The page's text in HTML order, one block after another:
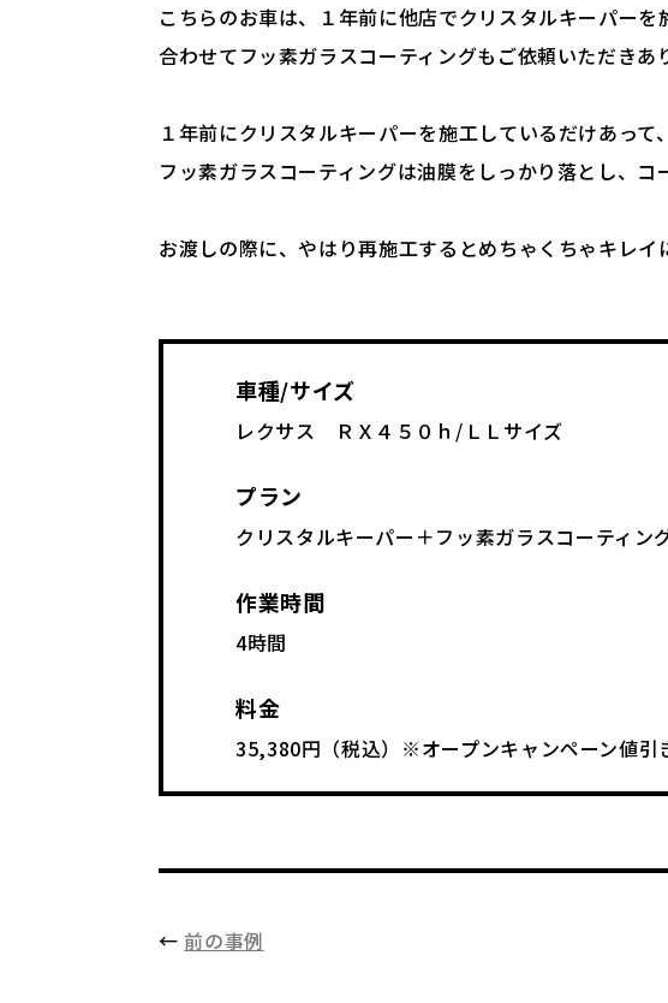
こちらのお車は、１年前に他店でクリスタルキーパーを
合わせてフッ素ガラスコーティングもご依頼いただきあ
１年前にクリスタルキーパーを施工しているだけあって
フッ素ガラスコーティングは油膜をしっかり落とし、コ
お渡しの際に、やはり再施工するとめちゃくちゃキレ
車種/サイズ
レクサス ＲＸ４５０ｈ/ＬＬサイズ
プラン
クリスタルキーパー＋フッ素ガラスコーティン
作業時間
4時間
料金
35,380円（税込）※オープンキャンペーン値引
←前の事例